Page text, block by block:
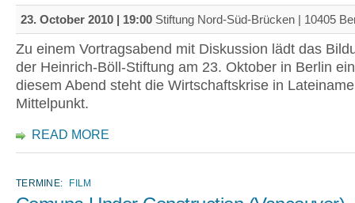
23. October 2010 | 19:00 Stiftung Nord-Süd-Brücken | 10405
Zu einem Vortragsabend mit Diskussion lädt das
der Heinrich-Böll-Stiftung am 23. Oktober in Berlin
diesem Abend steht die Wirtschaftskrise in
Mittelpunkt.
READ MORE
TERMINE: FILM